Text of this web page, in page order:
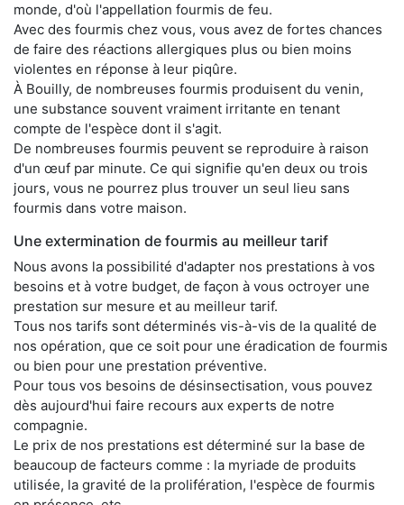
monde, d'où l'appellation fourmis de feu.
Avec des fourmis chez vous, vous avez de fortes chances
de faire des réactions allergiques plus ou bien moins
violentes en réponse à leur piqûre.
À Bouilly, de nombreuses fourmis produisent du venin,
une substance souvent vraiment irritante en tenant
compte de l'espèce dont il s'agit.
De nombreuses fourmis peuvent se reproduire à raison
d'un œuf par minute. Ce qui signifie qu'en deux ou trois
jours, vous ne pourrez plus trouver un seul lieu sans
fourmis dans votre maison.
Une extermination de fourmis au meilleur tarif
Nous avons la possibilité d'adapter nos prestations à vos
besoins et à votre budget, de façon à vous octroyer une
prestation sur mesure et au meilleur tarif.
Tous nos tarifs sont déterminés vis-à-vis de la qualité de
nos opération, que ce soit pour une éradication de fourmis
ou bien pour une prestation préventive.
Pour tous vos besoins de désinsectisation, vous pouvez
dès aujourd'hui faire recours aux experts de notre
compagnie.
Le prix de nos prestations est déterminé sur la base de
beaucoup de facteurs comme : la myriade de produits
utilisée, la gravité de la prolifération, l'espèce de fourmis